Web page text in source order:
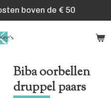
boven de € 50
Biba oorbellen
druppel paars